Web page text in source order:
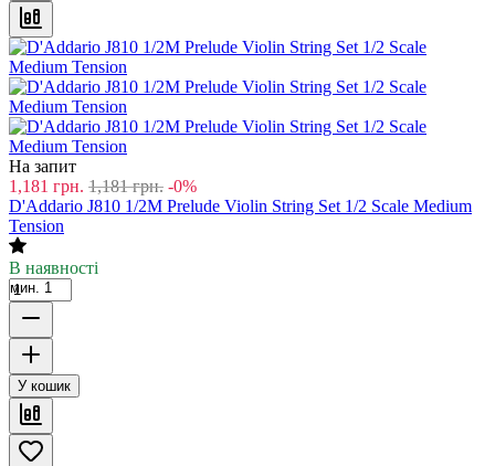
На запит
1,181 грн. 1,181 грн. -0%
D'Addario J810 1/2M Prelude Violin String Set 1/2 Scale Medium
Tension
В наявності
мин. 1
У кошик